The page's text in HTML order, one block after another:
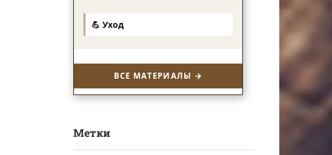
💪 Уход
ВСЕ МАТЕРИАЛЫ →
Метки